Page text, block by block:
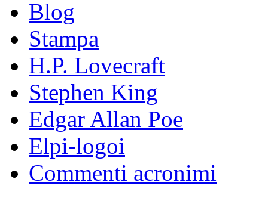
Blog
Stampa
H.P. Lovecraft
Stephen King
Edgar Allan Poe
Elpi-logoi
Commenti acronimi